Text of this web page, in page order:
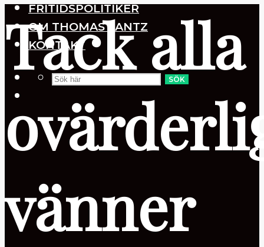
FRITIDSPOLITIKER
OM THOMAS LANTZ
KONTAKT
SÖK
Tack alla
vänner